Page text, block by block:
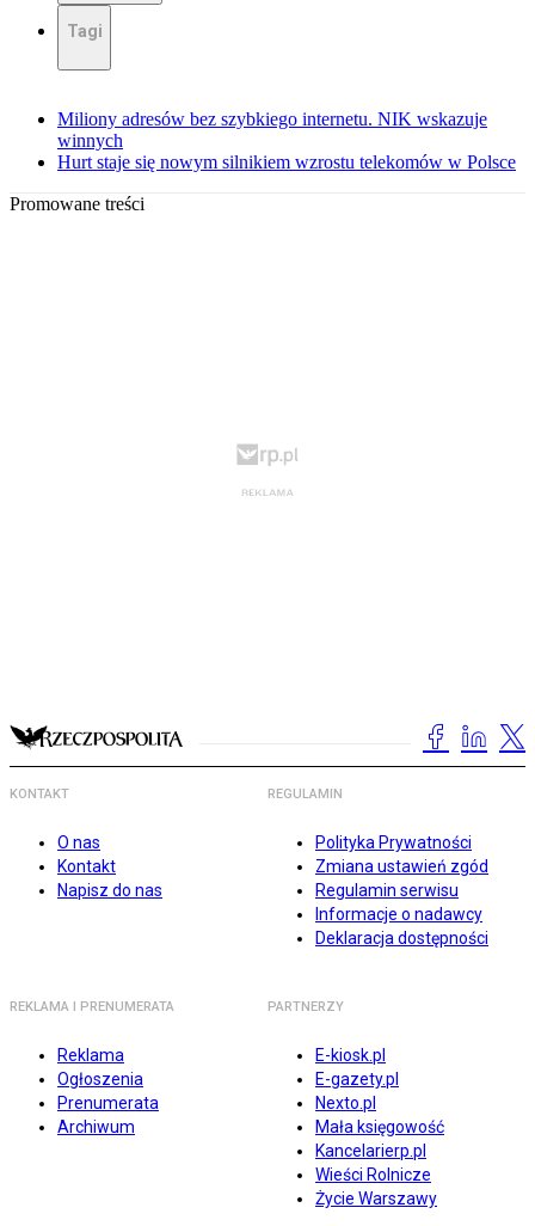
Tagi
Miliony adresów bez szybkiego internetu. NIK wskazuje
winnych
Hurt staje się nowym silnikiem wzrostu telekomów w Polsce
Promowane treści
KONTAKT
O nas
Kontakt
Napisz do nas
REGULAMIN
Polityka Prywatności
Zmiana ustawień zgód
Regulamin serwisu
Informacje o nadawcy
Deklaracja dostępności
REKLAMA I PRENUMERATA
Reklama
Ogłoszenia
Prenumerata
Archiwum
PARTNERZY
E-kiosk.pl
E-gazety.pl
Nexto.pl
Mała księgowość
Kancelarierp.pl
Wieści Rolnicze
Życie Warszawy